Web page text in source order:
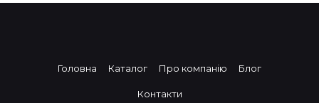
Головна Каталог Про компанію Блог
Контакти